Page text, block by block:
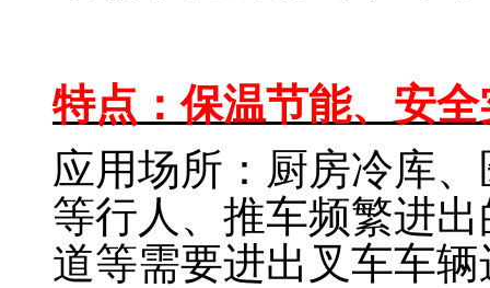
特点：保温节能、安
应用场所：厨房冷库
等行人、推车频繁进
道等需要进出叉车车